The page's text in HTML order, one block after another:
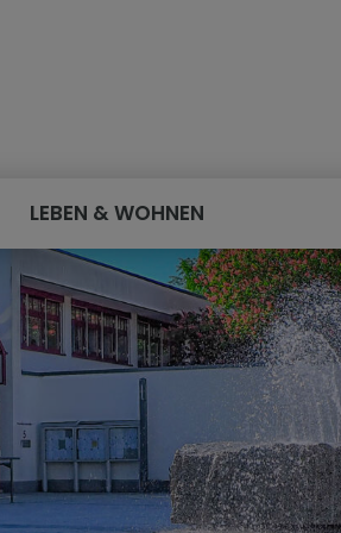
LEBEN & WOHNEN